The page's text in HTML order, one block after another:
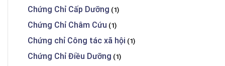
Chứng Chỉ Cấp Dưỡng (1)
Chứng Chỉ Châm Cứu (1)
Chứng chỉ Công tác xã hội (1)
Chứng Chỉ Điều Dưỡng (1)